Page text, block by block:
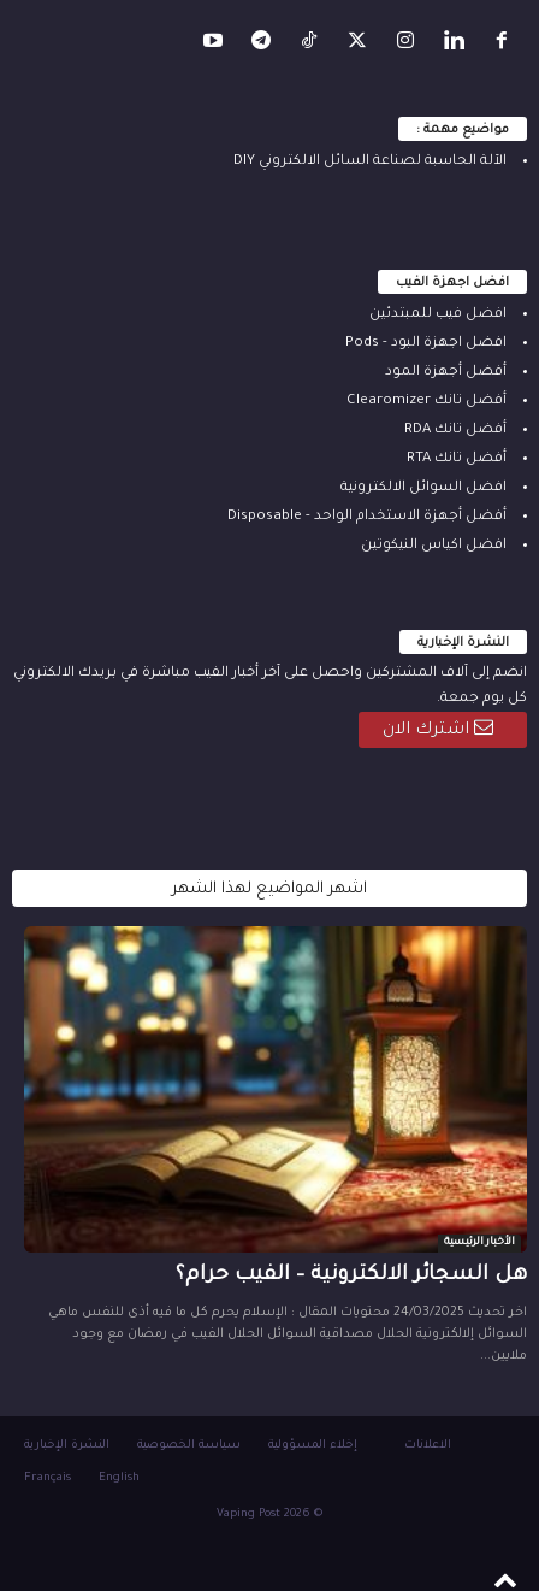
مواضيع مهمة :
الآلة ‫الحاسبة لصناعة السائل الالكتروني‬ DIY
افضل اجهزة الفيب
افضل فيب للمبتدئين
افضل اجهزة البود - Pods
أفضل أجهزة المود
أفضل تانك Clearomizer
أفضل تانك RDA
أفضل تانك RTA
افضل السوائل الالكترونية
أفضل أجهزة الاستخدام الواحد - Disposable
افضل اكياس النيكوتين
النشرة الإخبارية
انضم إلى آلاف المشتركين واحصل على آخر أخبار الفيب مباشرة في بريدك الالكتروني
كل يوم جمعة.
اشترك الان
اشهر المواضيع لهذا الشهر
الأخبار الرئيسية
هل السجائر الالكترونية – الفيب حرام؟
اخر تحديث 24/03/2025 محتويات المقال : الإسلام يحرم كل ما فيه أذى للنفس ماهي
السوائل إلالكترونية الحلال مصداقية السوائل الحلال الفيب في رمضان مع وجود
ملايين...
الاعلانات إخلاء المسؤولية سياسة الخصوصية النشرة الإخبارية
English
Français
© 2026 Vaping Post